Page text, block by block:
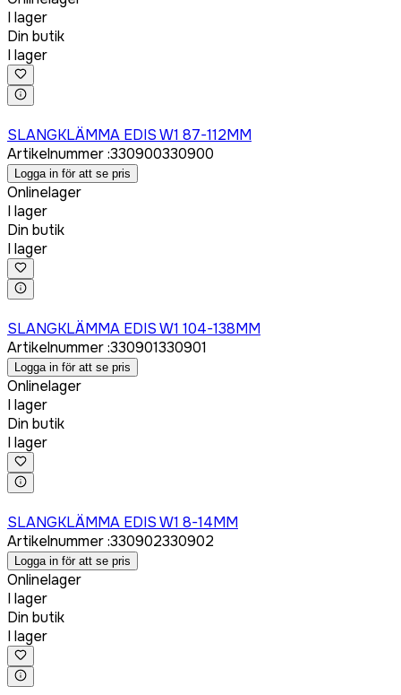
I lager
Din butik
I lager
SLANGKLÄMMA EDIS W1 87-112MM
Artikelnummer:330900330900
Logga in för att se pris
Onlinelager
I lager
Din butik
I lager
SLANGKLÄMMA EDIS W1 104-138MM
Artikelnummer:330901330901
Logga in för att se pris
Onlinelager
I lager
Din butik
I lager
SLANGKLÄMMA EDIS W1 8-14MM
Artikelnummer:330902330902
Logga in för att se pris
Onlinelager
I lager
Din butik
I lager